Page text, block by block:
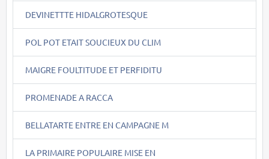
DEVINETTTE HIDALGROTESQUE
POL POT ETAIT SOUCIEUX DU CLIM
MAIGRE FOULTITUDE ET PERFIDITU
PROMENADE A RACCA
BELLATARTE ENTRE EN CAMPAGNE M
LA PRIMAIRE POPULAIRE MISE EN